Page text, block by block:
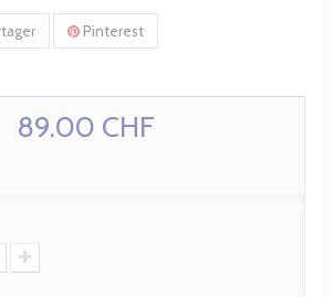
Pinterest
89.00 CHF